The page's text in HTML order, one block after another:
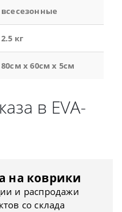
всесезонные
2.5 кг
80см x 60см x 5см
в EVA-
на коврики
и распродажи
со склада